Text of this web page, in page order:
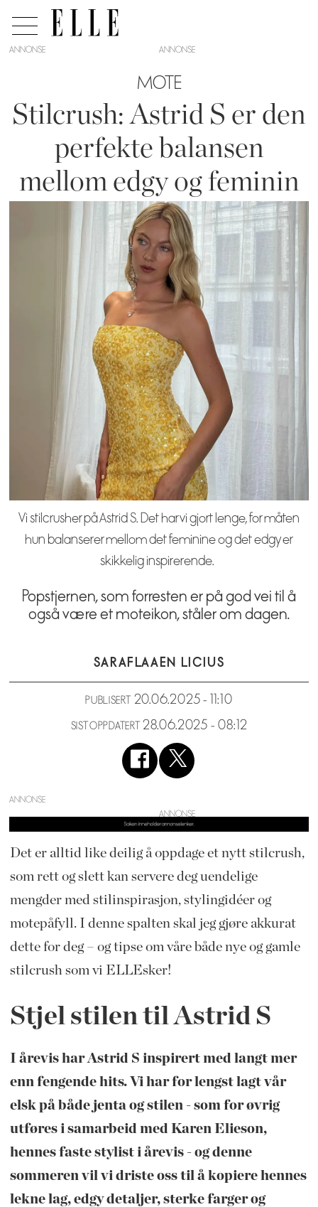
ANNONSE
MOTE
Stilcrush: Astrid S er den
perfekte balansen
mellom edgy og feminin
Vi stilcrusher på Astrid S. Det har vi gjort lenge, for måten
hun balanserer mellom det feminine og det edgy er
skikkelig inspirerende.
Popstjernen, som forresten er på god vei til å
også være et moteikon, ståler om dagen.
SARAFLAAEN LICIUS
PUBLISERT 20.06.2025 - 11:10
SIST OPPDATERT 28.06.2025 - 08:12
ANNONSE
Det er alltid like deilig å oppdage et nytt stilcrush,
som rett og slett kan servere deg uendelige
mengder med stilinspirasjon, stylingidéer og
motepåfyll. I denne spalten skal jeg gjøre akkurat
dette for deg – og tipse om våre både nye og gamle
stilcrush som vi ELLEsker!
Stjel stilen til Astrid S
I årevis har Astrid S inspirert med langt mer
enn fengende hits. Vi har for lengst lagt vår
elsk på både jenta og stilen - som for øvrig
utføres i samarbeid med Karen Elieson,
hennes faste stylist i årevis - og denne
sommeren vil vi driste oss til å kopiere hennes
lekne lag, edgy detaljer, sterke farger og